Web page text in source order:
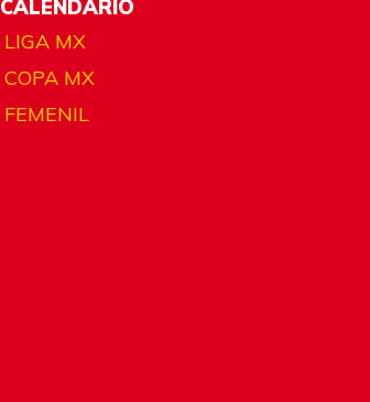
CALENDARIO
LIGA MX
COPA MX
FEMENIL